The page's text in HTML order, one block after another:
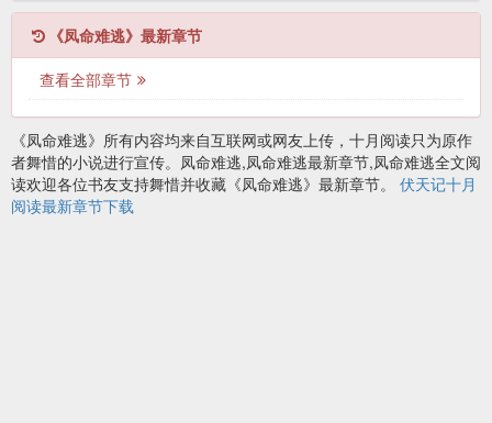
《凤命难逃》最新章节
查看全部章节
《凤命难逃》所有内容均来自互联网或网友上传，十月阅读只为原作
者舞惜的小说进行宣传。凤命难逃,凤命难逃最新章节,凤命难逃全文阅
读欢迎各位书友支持舞惜并收藏《凤命难逃》最新章节。 伏天记十月
阅读最新章节下载